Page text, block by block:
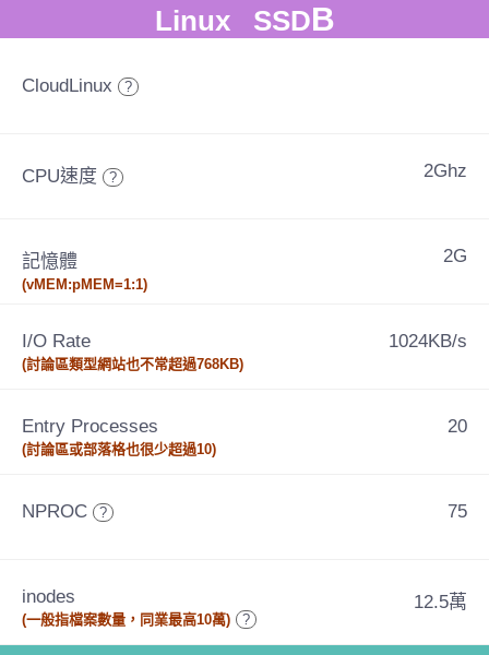
Linux SSDB
CloudLinux ?
CPU速度 ? 2Ghz
記憶體
(vMEM:pMEM=1:1)
2G
I/O Rate
(討論區類型網站也不常超過768KB)
1024KB/s
Entry Processes
(討論區或部落格也很少超過10)
20
NPROC ? 75
inodes
(一般指檔案數量，同業最高10萬) ?
12.5萬